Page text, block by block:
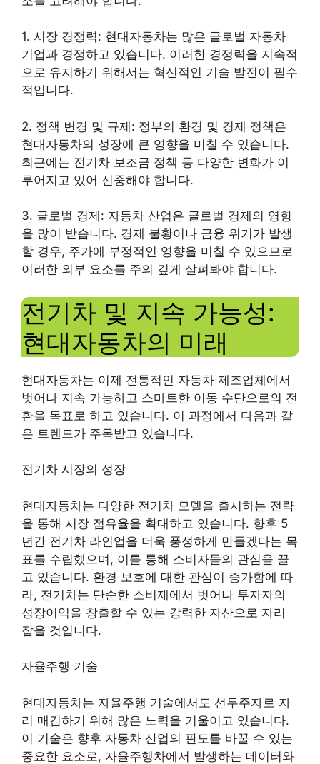
1. 시장 경쟁력: 현대자동차는 많은 글로벌 자동차
기업과 경쟁하고 있습니다. 이러한 경쟁력을 지속적
으로 유지하기 위해서는 혁신적인 기술 발전이 필수
적입니다.
2. 정책 변경 및 규제: 정부의 환경 및 경제 정책은
현대자동차의 성장에 큰 영향을 미칠 수 있습니다.
최근에는 전기차 보조금 정책 등 다양한 변화가 이
루어지고 있어 신중해야 합니다.
3. 글로벌 경제: 자동차 산업은 글로벌 경제의 영향
을 많이 받습니다. 경제 불황이나 금융 위기가 발생
할 경우, 주가에 부정적인 영향을 미칠 수 있으므로
이러한 외부 요소를 주의 깊게 살펴봐야 합니다.
전기차 및 지속 가능성:
현대자동차의 미래
현대자동차는 이제 전통적인 자동차 제조업체에서
벗어나 지속 가능하고 스마트한 이동 수단으로의 전
환을 목표로 하고 있습니다. 이 과정에서 다음과 같
은 트렌드가 주목받고 있습니다.
전기차 시장의 성장
현대자동차는 다양한 전기차 모델을 출시하는 전략
을 통해 시장 점유율을 확대하고 있습니다. 향후 5
년간 전기차 라인업을 더욱 풍성하게 만들겠다는 목
표를 수립했으며, 이를 통해 소비자들의 관심을 끌
고 있습니다. 환경 보호에 대한 관심이 증가함에 따
라, 전기차는 단순한 소비재에서 벗어나 투자자의
성장이익을 창출할 수 있는 강력한 자산으로 자리
잡을 것입니다.
자율주행 기술
현대자동차는 자율주행 기술에서도 선두주자로 자
리 매김하기 위해 많은 노력을 기울이고 있습니다.
이 기술은 향후 자동차 산업의 판도를 바꿀 수 있는
중요한 요소로, 자율주행차에서 발생하는 데이터와